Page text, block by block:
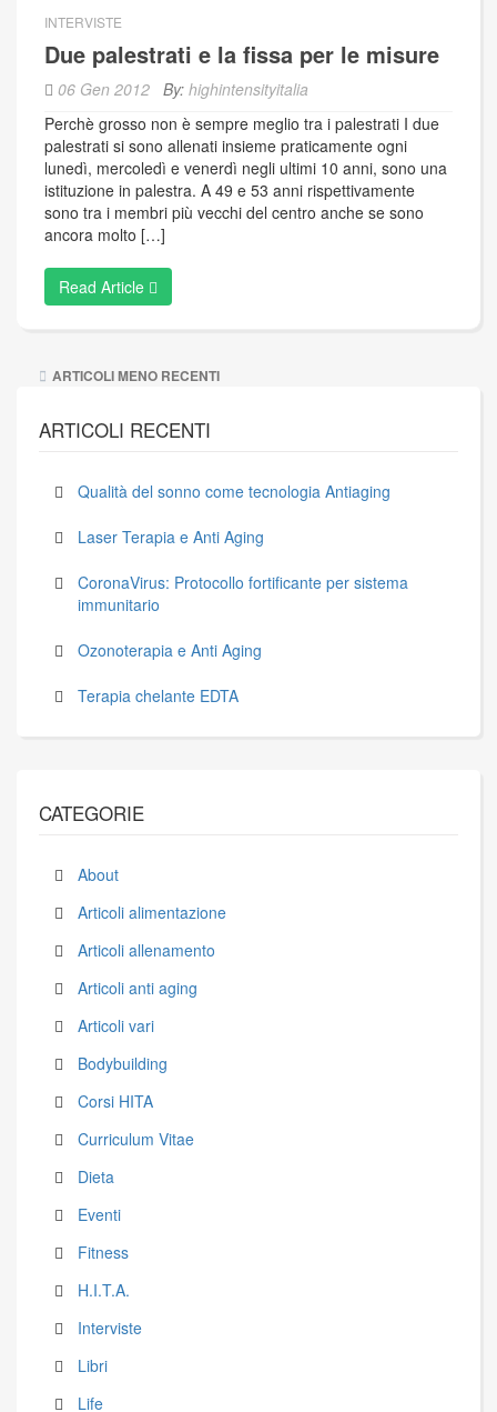
INTERVISTE
Due palestrati e la fissa per le misure
06 Gen 2012 By: highintensityitalia
Perchè grosso non è sempre meglio tra i palestrati I due
palestrati si sono allenati insieme praticamente ogni
lunedì, mercoledì e venerdì negli ultimi 10 anni, sono una
istituzione in palestra. A 49 e 53 anni rispettivamente
sono tra i membri più vecchi del centro anche se sono
ancora molto […]
Read Article
Navigazione
ARTICOLI MENO RECENTI
ARTICOLI RECENTI
Qualità del sonno come tecnologia Antiaging
Laser Terapia e Anti Aging
CoronaVirus: Protocollo fortificante per sistema
immunitario
Ozonoterapia e Anti Aging
Terapia chelante EDTA
CATEGORIE
About
Articoli alimentazione
Articoli allenamento
Articoli anti aging
Articoli vari
Bodybuilding
Corsi HITA
Curriculum Vitae
Dieta
Eventi
Fitness
H.I.T.A.
Interviste
Libri
Life